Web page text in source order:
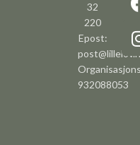
32
220
Epost:
932088053